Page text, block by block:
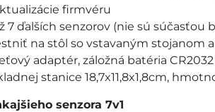
firmvéru
7 ďalších senzorov (nie sú súčasťou
na stôl so vstavaným stojanom
adaptér, záložná batéria
stanice 18,7x11,8x1,8cm,
senzora 7v1